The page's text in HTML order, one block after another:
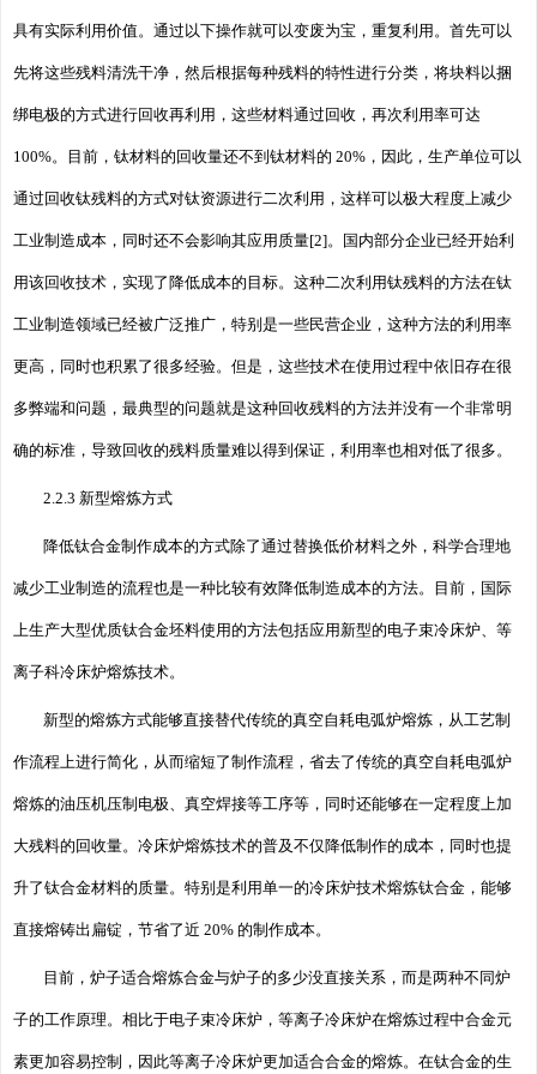
具有实际利用价值。通过以下操作就可以变废为宝，重复利用。首先可以
先将这些残料清洗干净，然后根据每种残料的特性进行分类，将块料以捆
绑电极的方式进行回收再利用，这些材料通过回收，再次利用率可达
100%。目前，钛材料的回收量还不到钛材料的 20%，因此，生产单位可以
通过回收钛残料的方式对钛资源进行二次利用，这样可以极大程度上减少
工业制造成本，同时还不会影响其应用质量[2]。国内部分企业已经开始利
用该回收技术，实现了降低成本的目标。这种二次利用钛残料的方法在钛
工业制造领域已经被广泛推广，特别是一些民营企业，这种方法的利用率
更高，同时也积累了很多经验。但是，这些技术在使用过程中依旧存在很
多弊端和问题，最典型的问题就是这种回收残料的方法并没有一个非常明
确的标准，导致回收的残料质量难以得到保证，利用率也相对低了很多。
2.2.3 新型熔炼方式
降低钛合金制作成本的方式除了通过替换低价材料之外，科学合理地
减少工业制造的流程也是一种比较有效降低制造成本的方法。目前，国际
上生产大型优质钛合金坯料使用的方法包括应用新型的电子束冷床炉、等
离子科冷床炉熔炼技术。
新型的熔炼方式能够直接替代传统的真空自耗电弧炉熔炼，从工艺制
作流程上进行简化，从而缩短了制作流程，省去了传统的真空自耗电弧炉
熔炼的油压机压制电极、真空焊接等工序等，同时还能够在一定程度上加
大残料的回收量。冷床炉熔炼技术的普及不仅降低制作的成本，同时也提
升了钛合金材料的质量。特别是利用单一的冷床炉技术熔炼钛合金，能够
直接熔铸出扁锭，节省了近 20% 的制作成本。
目前，炉子适合熔炼合金与炉子的多少没直接关系，而是两种不同炉
子的工作原理。相比于电子束冷床炉，等离子冷床炉在熔炼过程中合金元
素更加容易控制，因此等离子冷床炉更加适合合金的熔炼。在钛合金的生